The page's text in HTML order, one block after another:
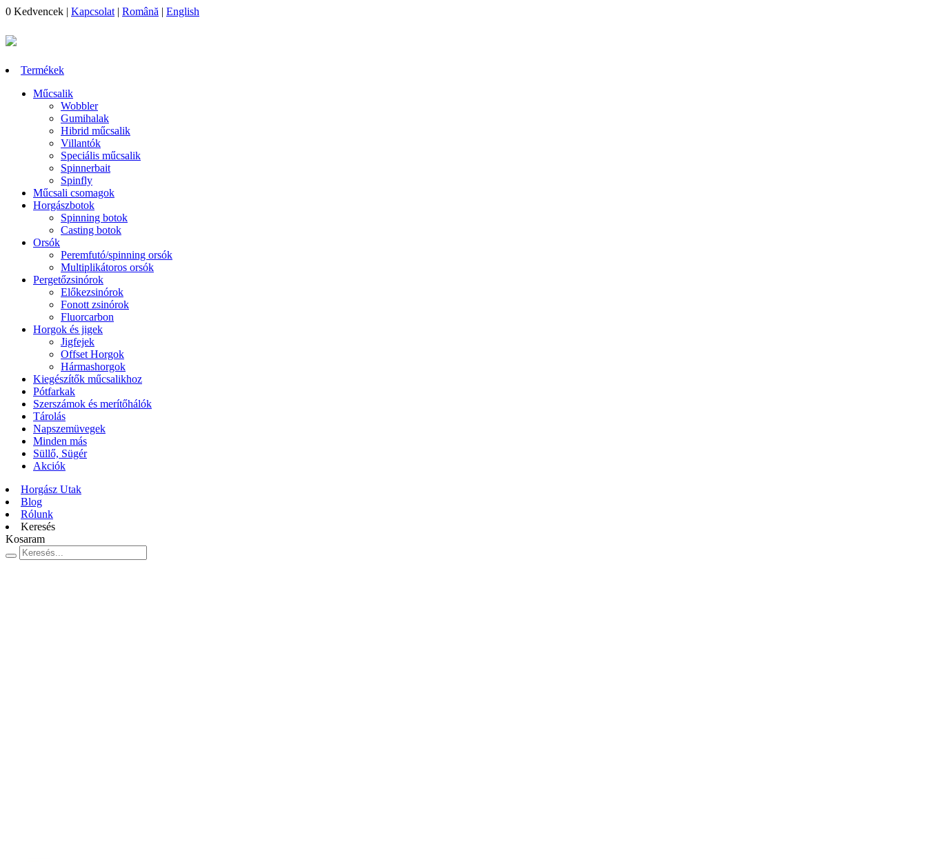
0 Kedvencek | Kapcsolat | Română | English
Termékek
Műcsalik
Wobbler
Gumihalak
Hibrid műcsalik
Villantók
Speciális műcsalik
Spinnerbait
Spinfly
Műcsali csomagok
Horgászbotok
Spinning botok
Casting botok
Orsók
Peremfutó/spinning orsók
Multiplikátoros orsók
Pergetőzsinórok
Előkezsinórok
Fonott zsinórok
Fluorcarbon
Horgok és jigek
Jigfejek
Offset Horgok
Hármashorgok
Kiegészítők műcsalikhoz
Pótfarkak
Szerszámok és merítőhálók
Tárolás
Napszemüvegek
Minden más
Süllő, Sügér
Akciók
Horgász Utak
Blog
Rólunk
Keresés
Kosaram